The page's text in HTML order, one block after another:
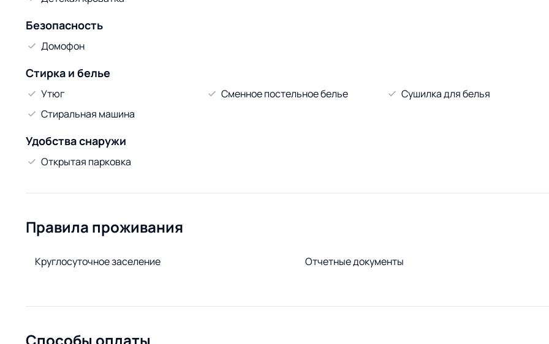
Безопасность
Домофон
Стирка и белье
Утюг Сменное постельное белье
Сушилка для белья
Стиральная машина
Удобства снаружи
Открытая парковка
Правила проживания
Круглосуточное заселение Отчетные документы